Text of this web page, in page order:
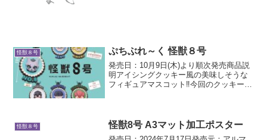
怪獣８号 ぷちぶれ～く 怪獣８号
発売日：10月9日(木)より順次発売商品説
明アイシングクッキー風の美味しそうな
フィギュアマスコット‼️今回のクッキーは
怪獣８号 怪獣8号 A3マット加工ポスター